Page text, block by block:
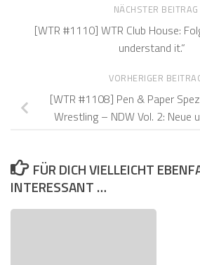
NÄCHSTER BEITRAG
[WTR #1110] WTR Club House:
understand it.“
VORHERIGER
[WTR #1108] Pen & Paper
Wrestling – NDW Vol. 2: Neue
FÜR DICH VIELLEICHT
INTERESSANT …